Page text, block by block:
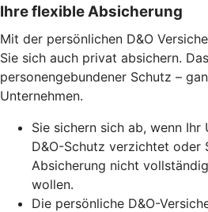
Ihre flexible Absicherung
Mit der persönlichen D&O
Sie sich auch privat absichern.
personengebundener Schutz –
Unternehmen.
Sie sichern sich ab, wenn Ihr
D&O-Schutz verzichtet oder
Absicherung nicht
wollen.
Die persönliche D&O-